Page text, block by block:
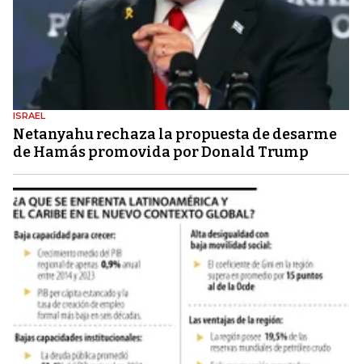
ISRAEL
Netanyahu rechaza la propuesta de desarme
de Hamás promovida por Donald Trump